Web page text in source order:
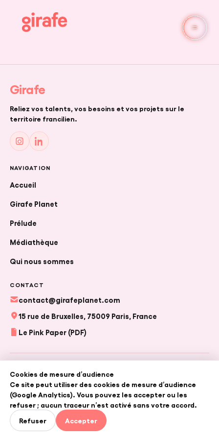
SINGLE
Girafe
Reliez vos talents, vos besoins et vos projets sur le
territoire francilien.
NAVIGATION
Accueil
Girafe Planet
Prélude
Médiathèque
Qui nous sommes
CONTACT
contact@girafeplanet.com
15 rue de Bruxelles, 75009 Paris, France
Le Pink Paper (PDF)
Planet (association loi 1901).
Conditions générales d'utilisation•Politique de confidentialité
Cookies de mesure d’audience
Ce site peut utiliser des cookies de mesure d’audience
(Google Analytics). Vous pouvez les accepter ou les
refuser ; aucun traceur n’est activé sans votre accord.
Refuser
Accepter